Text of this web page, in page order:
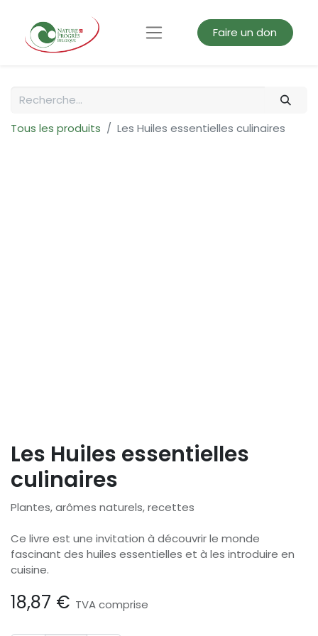
Faire un don
Tous les produits Les Huiles essentielles culinaires
Les Huiles essentielles
culinaires
Plantes, arômes naturels, recettes
Ce livre est une invitation à découvrir le monde
fascinant des huiles essentielles et à les introduire en
cuisine.
18,87 € TVA comprise